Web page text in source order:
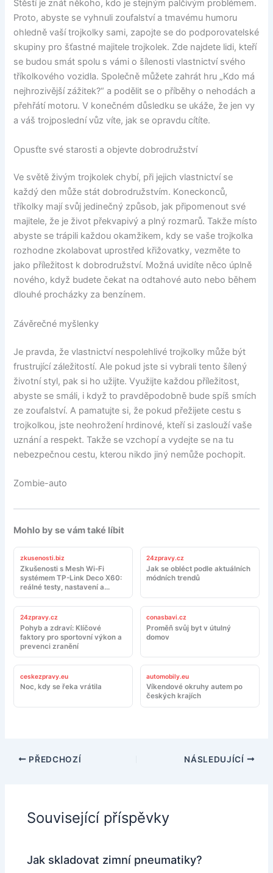
Štěstí je znát někoho, kdo je stejným palčivým problémem.
Proto, abyste se vyhnuli zoufalství a tmavému humoru
ohledně vaší trojkolky sami, zapojte se do podporovatelské
skupiny pro šťastné majitele trojkolek. Zde najdete lidi, kteří
se budou smát spolu s vámi o šílenosti vlastnictví svého
tříkolkového vozidla. Společně můžete zahrát hru „Kdo má
nejhrozivější zážitek?“ a podělit se o příběhy o nehodách a
přehřátí motoru. V konečném důsledku se ukáže, že jen vy
a váš trojposlední vůz víte, jak se opravdu cítíte.
Opusťte své starosti a objevte dobrodružství
Ve světě živým trojkolek chybí, při jejich vlastnictví se
každý den může stát dobrodružstvím. Koneckonců,
tříkolky mají svůj jedinečný způsob, jak připomenout své
majitele, že je život překvapivý a plný rozmarů. Takže místo
abyste se trápili každou okamžikem, kdy se vaše trojkolka
rozhodne zkolabovat uprostřed křižovatky, vezměte to
jako příležitost k dobrodružství. Možná uvidíte něco úplně
nového, když budete čekat na odtahové auto nebo během
dlouhé procházky za benzínem.
Závěrečné myšlenky
Je pravda, že vlastnictví nespolehlivé trojkolky může být
frustrující záležitostí. Ale pokud jste si vybrali tento šílený
životní styl, pak si ho užijte. Využijte každou příležitost,
abyste se smáli, i když to pravděpodobně bude spíš smích
ze zoufalství. A pamatujte si, že pokud přežijete cestu s
trojkolkou, jste neohrožení hrdinové, kteří si zaslouží vaše
uznání a respekt. Takže se vzchopí a vydejte se na tu
nebezpečnou cestu, kterou nikdo jiný nemůže pochopit.
Zombie-auto
Mohlo by se vám také líbit
zkusenosti.biz
Zkušenosti s Mesh Wi-Fi
systémem TP-Link Deco X60:
reálné testy, nastavení a
doporučení
24zpravy.cz
Jak se obléct podle aktuálních
módních trendů
24zpravy.cz
Pohyb a zdraví: Klíčové
faktory pro sportovní výkon a
prevenci zranění
conasbavi.cz
Proměň svůj byt v útulný
domov
ceskezpravy.eu
Noc, kdy se řeka vrátila
automobily.eu
Víkendové okruhy autem po
českých krajích
PŘEDCHOZÍ NÁSLEDUJÍCÍ
Související příspěvky
Jak skladovat zimní pneumatiky?